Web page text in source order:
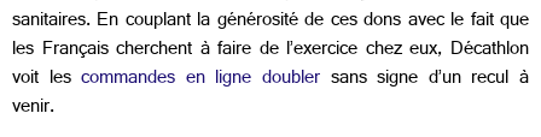
sanitaires. En couplant la générosité de ces dons avec le fait que
les Français cherchent à faire de l’exercice chez eux, Décathlon
voit lescommandes en ligne doubler sans signe d’un recul à
venir.